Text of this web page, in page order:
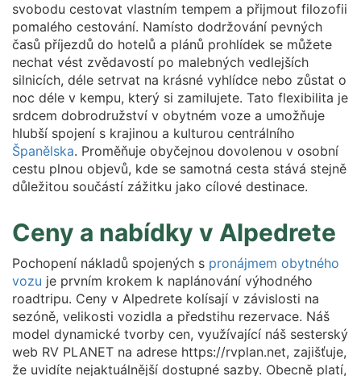
svobodu cestovat vlastním tempem a přijmout filozofii
pomalého cestování. Namísto dodržování pevných
časů příjezdů do hotelů a plánů prohlídek se můžete
nechat vést zvědavostí po malebných vedlejších
silnicích, déle setrvat na krásné vyhlídce nebo zůstat o
noc déle v kempu, který si zamilujete. Tato flexibilita je
srdcem dobrodružství v obytném voze a umožňuje
hlubší spojení s krajinou a kulturou centrálního
Španělska. Proměňuje obyčejnou dovolenou v osobní
cestu plnou objevů, kde se samotná cesta stává stejně
důležitou součástí zážitku jako cílové destinace.
Ceny a nabídky v Alpedrete
Pochopení nákladů spojených s pronájmem obytného
vozu je prvním krokem k naplánování výhodného
roadtripu. Ceny v Alpedrete kolísají v závislosti na
sezóně, velikosti vozidla a předstihu rezervace. Náš
model dynamické tvorby cen, využívající náš sesterský
web RV PLANET na adrese https://rvplan.net, zajišťuje,
že uvidíte nejaktuálnější dostupné sazby. Obecně platí,